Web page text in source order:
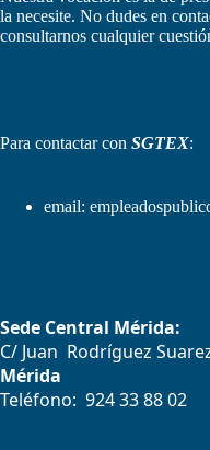
la necesite. No dudes en
consultarnos cualquier
Para contactar con SGTEX:
email:
Sede Central Mérida:
C/ Juan Rodríguez
Mérida
Teléfono: 924 33 88 02